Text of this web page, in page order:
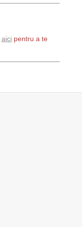
aici pentru a te